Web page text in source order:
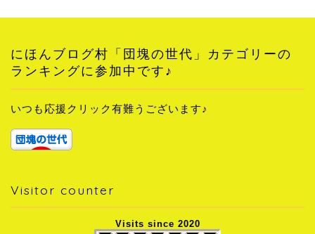
にほんブログ村「団塊の世代」カテゴリーの
ランキングに参加中です♪
いつも応援クリック有難うございます♪
Visitor counter
Visits since 2020